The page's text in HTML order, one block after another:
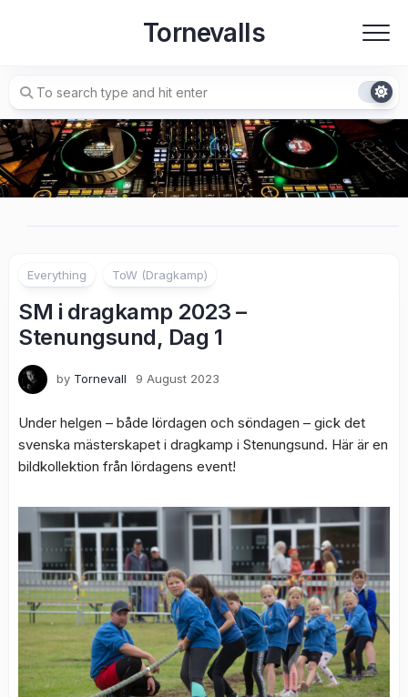
Tornevalls
Everything ToW (Dragkamp)
SM i dragkamp 2023 –
Stenungsund, Dag 1
by Tornevall 9 August 2023
Under helgen – både lördagen och söndagen – gick det
svenska mästerskapet i dragkamp i Stenungsund. Här är en
bildkollektion från lördagens event!